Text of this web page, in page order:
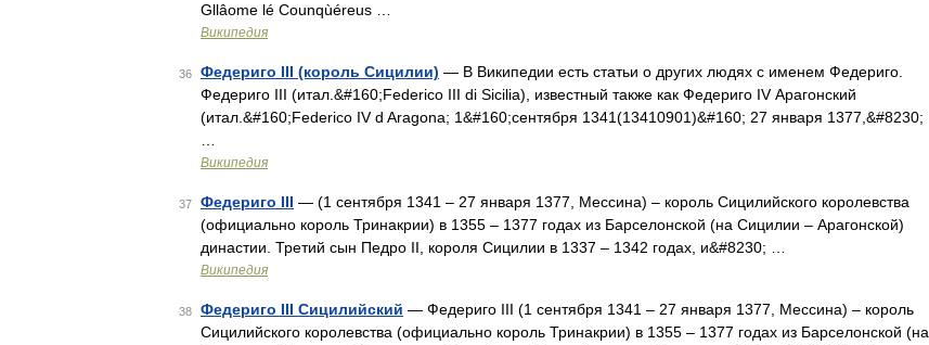
Gllâome lé Counqùéreus …
Википедия
36 Федериго III (король Сицилии) — В Википедии есть статьи о других людях с именем Федериго.
Федериго III (итал.&#160;Federico III di Sicilia), известный также как Федериго IV Арагонский
(итал.&#160;Federico IV d Aragona; 1&#160;сентября 1341(13410901)&#160; 27 января 1377,&#8230;
Википедия
37 Федериго III — (1 сентября 1341 – 27 января 1377, Мессина) – король Сицилийского королевства
(официально король Тринакрии) в 1355 – 1377 годах из Барселонской (на Сицилии – Арагонской)
династии. Третий сын Педро II, короля Сицилии в 1337 – 1342 годах, и&#8230; …
Википедия
38 Федериго III Сицилийский — Федериго III (1 сентября 1341 – 27 января 1377, Мессина) – король
Сицилийского королевства (официально король Тринакрии) в 1355 – 1377 годах из Барселонской (на